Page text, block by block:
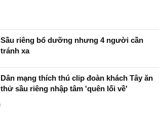
Sầu riêng bổ dưỡng nhưng 4 người cần
tránh xa
Dân mạng thích thú clip đoàn khách Tây ăn
thử sầu riêng nhập tâm 'quên lối về'